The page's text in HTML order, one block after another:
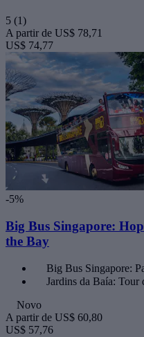
5 (1)
A partir de US$ 78,71
US$ 74,77
-5%
Big Bus Singapore:
the Bay
Big Bus Singapore:
Jardins da Baía: Tour
Novo
A partir de US$ 60,80
US$ 57,76